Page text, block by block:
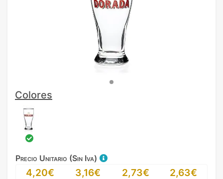
Colores
Precio Unitario (Sin Iva)
4,20€ 3,16€ 2,73€ 2,63€